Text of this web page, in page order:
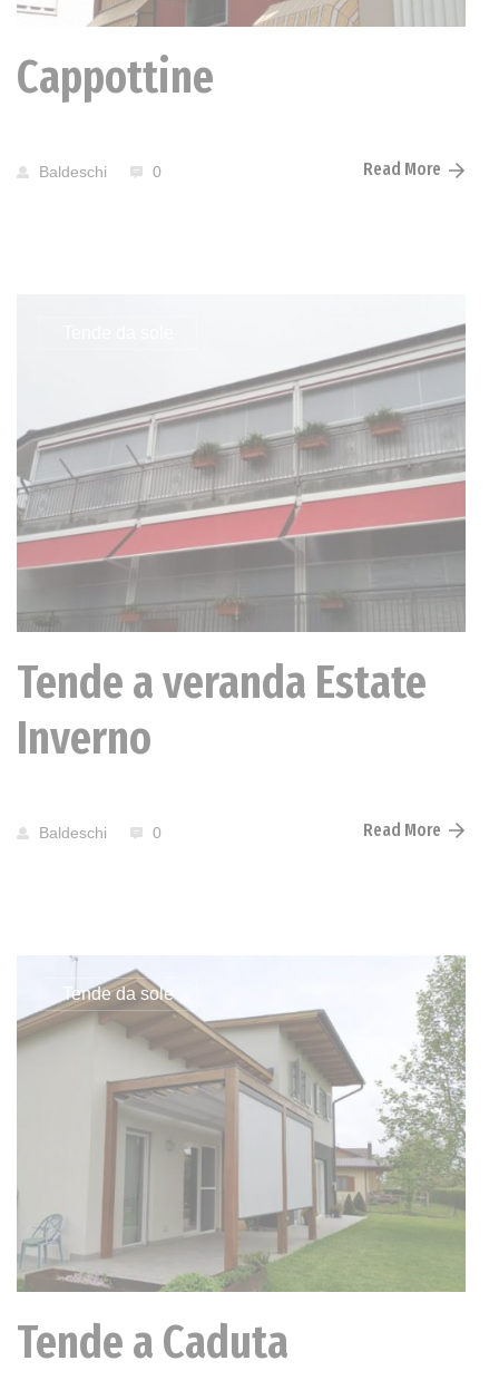
Cappottine
Baldeschi 0 Read More
Tende a veranda Estate
Inverno
Baldeschi 0 Read More
Tende da sole
Tende a Caduta